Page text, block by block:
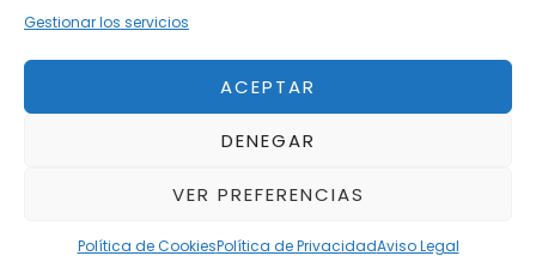
Gestionar los servicios
ACEPTAR
DENEGAR
VER PREFERENCIAS
Política de CookiesPolítica de PrivacidadAviso Legal
Política de Privacidad
Alta en Newsletter
Copyright ©2026 | Todos los derechos reservados.